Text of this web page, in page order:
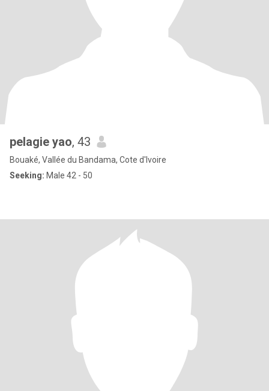
pelagie yao, 43
Bouaké, Vallée du Bandama, Cote d'Ivoire
Seeking: Male 42 - 50